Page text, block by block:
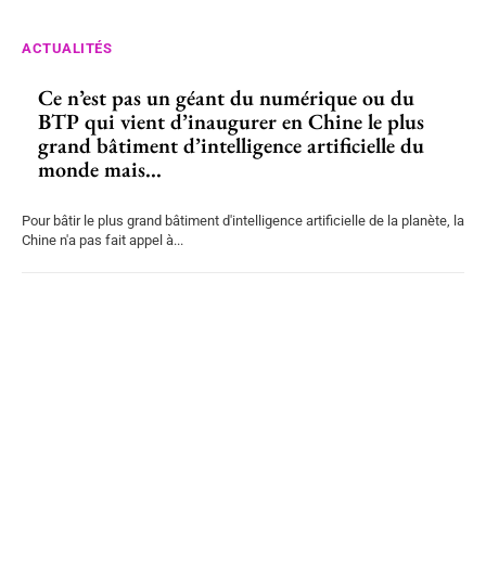
ACTUALITÉS
Ce n’est pas un géant du numérique ou du
BTP qui vient d’inaugurer en Chine le plus
grand bâtiment d’intelligence artificielle du
monde mais...
Pour bâtir le plus grand bâtiment d'intelligence artificielle de la planète, la
Chine n'a pas fait appel à...